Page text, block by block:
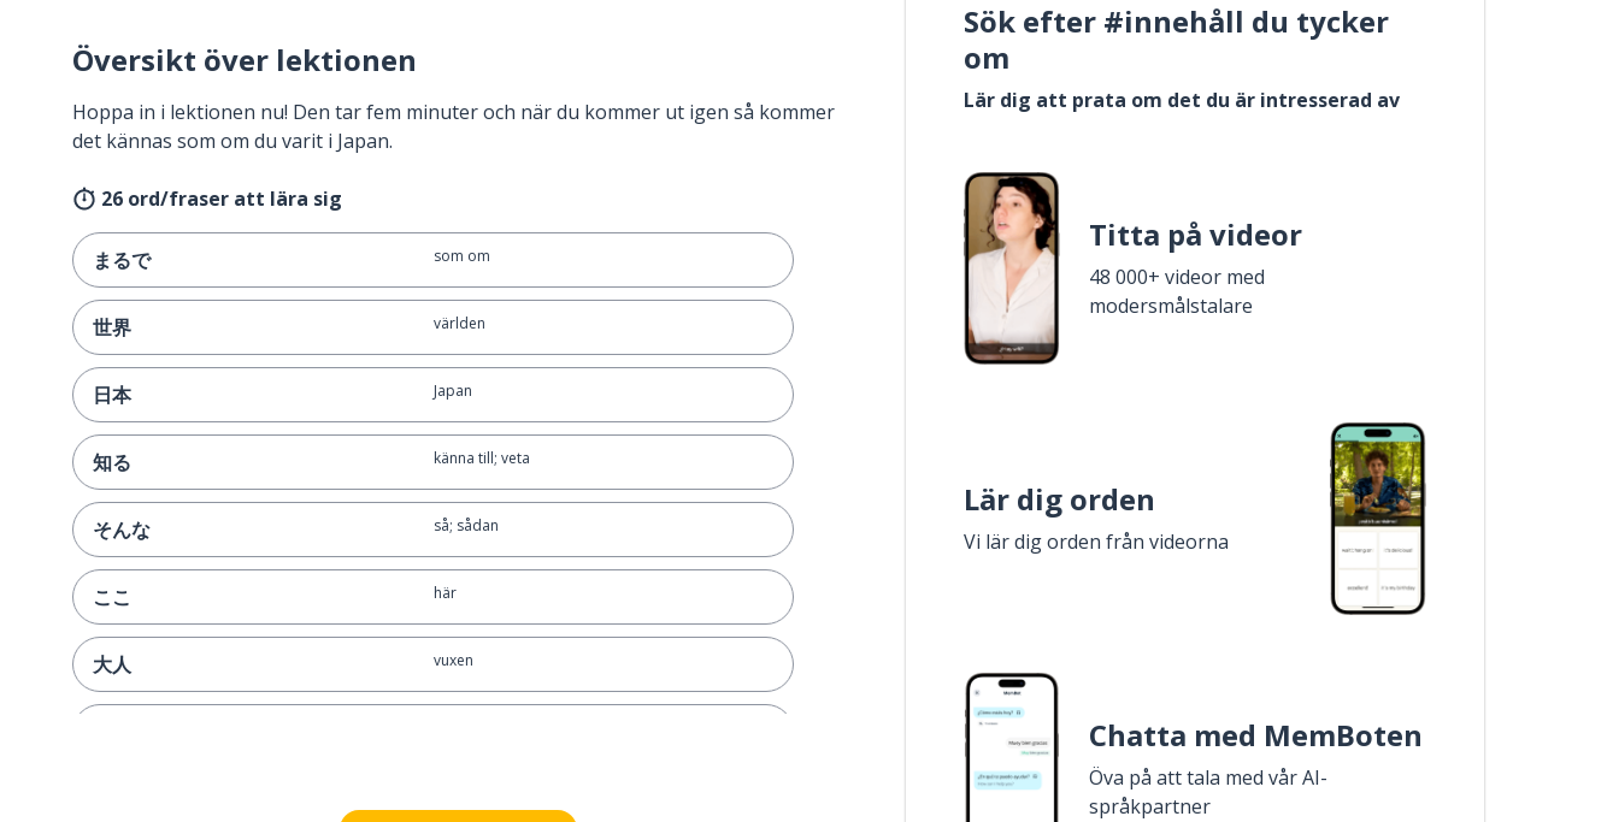
Översikt över lektionen
Hoppa in i lektionen nu! Den tar fem minuter och när du kommer ut igen så kommer
det kännas som om du varit i Japan.
26 ord/fraser att lära sig
まるで som om
世界 världen
日本 Japan
知る känna till; veta
そんな så; sådan
ここ här
大人 vuxen
Sök efter #innehåll du tycker
om
Lär dig att prata om det du är intresserad av
Titta på videor
48 000+ videor med
modersmålstalare
Lär dig orden
Vi lär dig orden från videorna
Chatta med MemBoten
Öva på att tala med vår AI-
språkpartner